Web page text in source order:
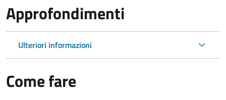
Approfondimenti
Ulteriori informazioni
Come fare